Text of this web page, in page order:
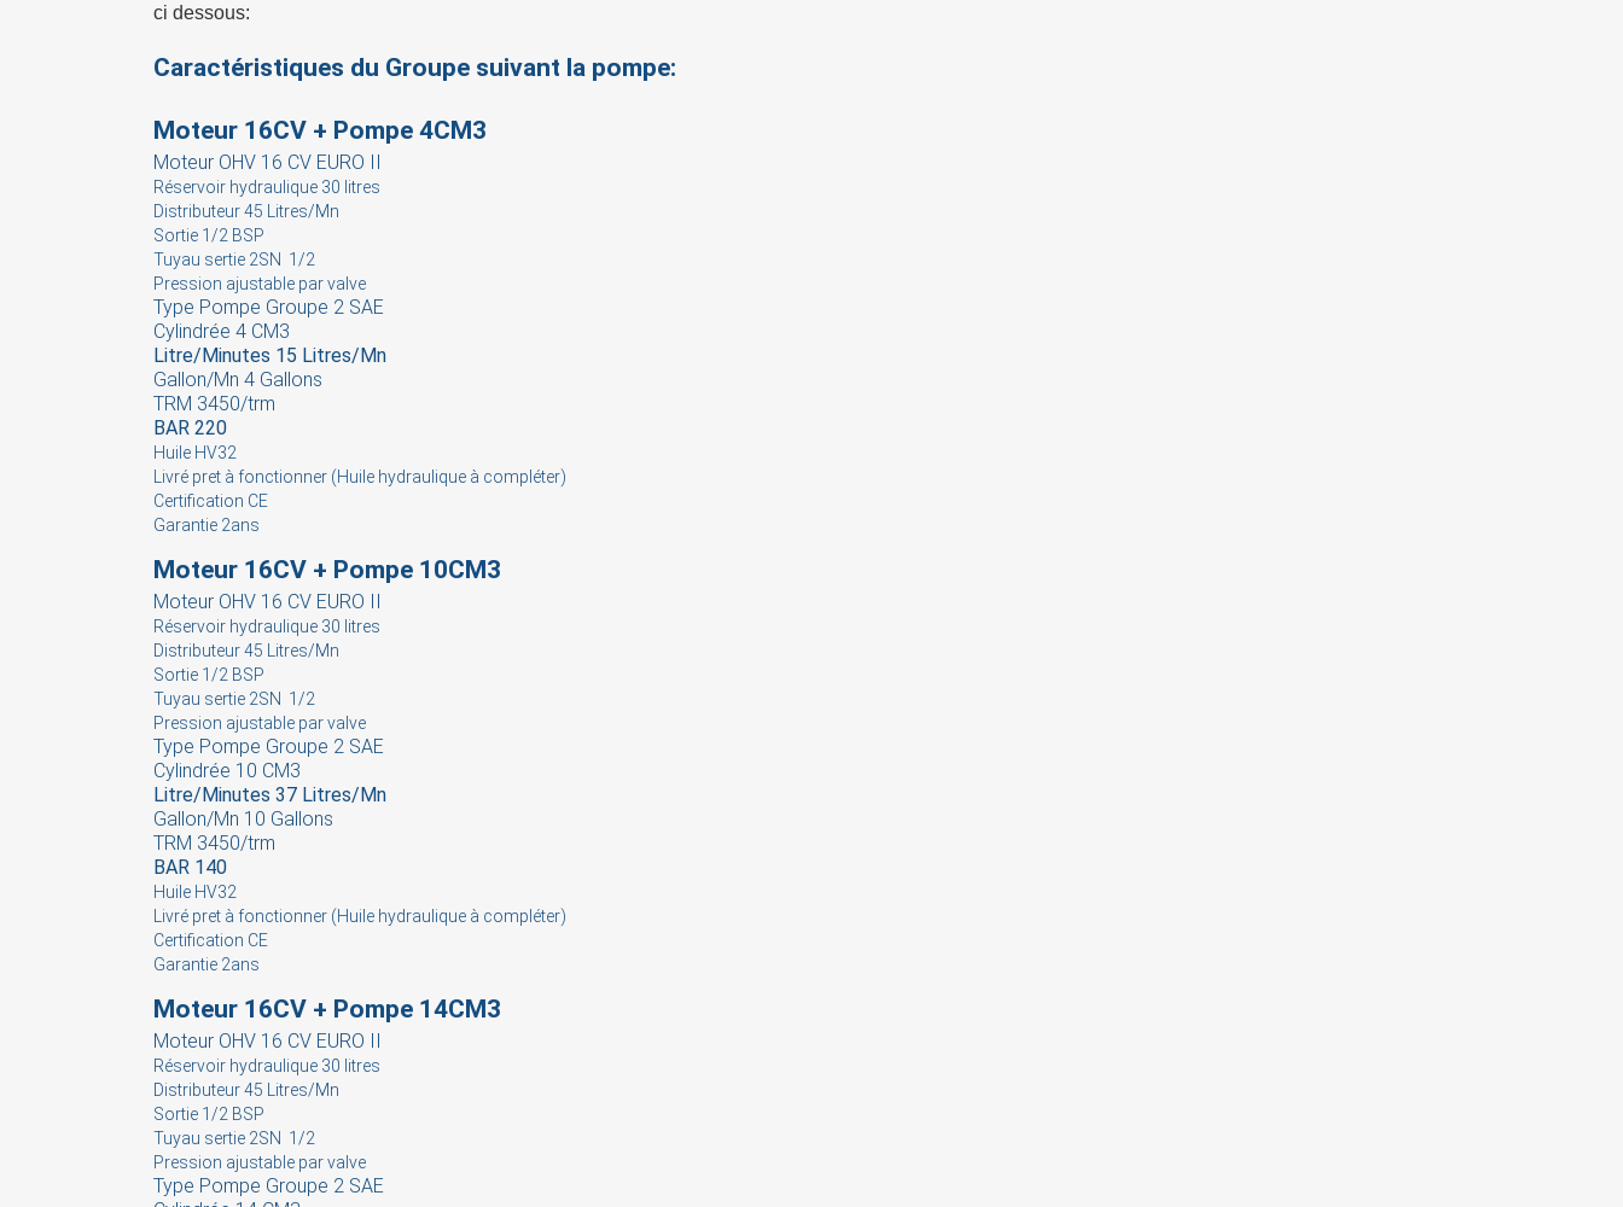
ci dessous:
Caractéristiques du Groupe suivant la pompe:
Moteur 16CV + Pompe 4CM3
Moteur OHV 16 CV EURO II
Réservoir hydraulique 30 litres
Distributeur 45 Litres/Mn
Sortie 1/2 BSP
Tuyau sertie 2SN 1/2
Pression ajustable par valve
Type Pompe Groupe 2 SAE
Cylindrée 4 CM3
Litre/Minutes 15 Litres/Mn
Gallon/Mn 4 Gallons
TRM 3450/trm
BAR 220
Huile HV32
Livré pret à fonctionner (Huile hydraulique à compléter)
Certification CE
Garantie 2ans
Moteur 16CV + Pompe 10CM3
Moteur OHV 16 CV EURO II
Réservoir hydraulique 30 litres
Distributeur 45 Litres/Mn
Sortie 1/2 BSP
Tuyau sertie 2SN 1/2
Pression ajustable par valve
Type Pompe Groupe 2 SAE
Cylindrée 10 CM3
Litre/Minutes 37 Litres/Mn
Gallon/Mn 10 Gallons
TRM 3450/trm
BAR 140
Huile HV32
Livré pret à fonctionner (Huile hydraulique à compléter)
Certification CE
Garantie 2ans
Moteur 16CV + Pompe 14CM3
Moteur OHV 16 CV EURO II
Réservoir hydraulique 30 litres
Distributeur 45 Litres/Mn
Sortie 1/2 BSP
Tuyau sertie 2SN 1/2
Pression ajustable par valve
Type Pompe Groupe 2 SAE